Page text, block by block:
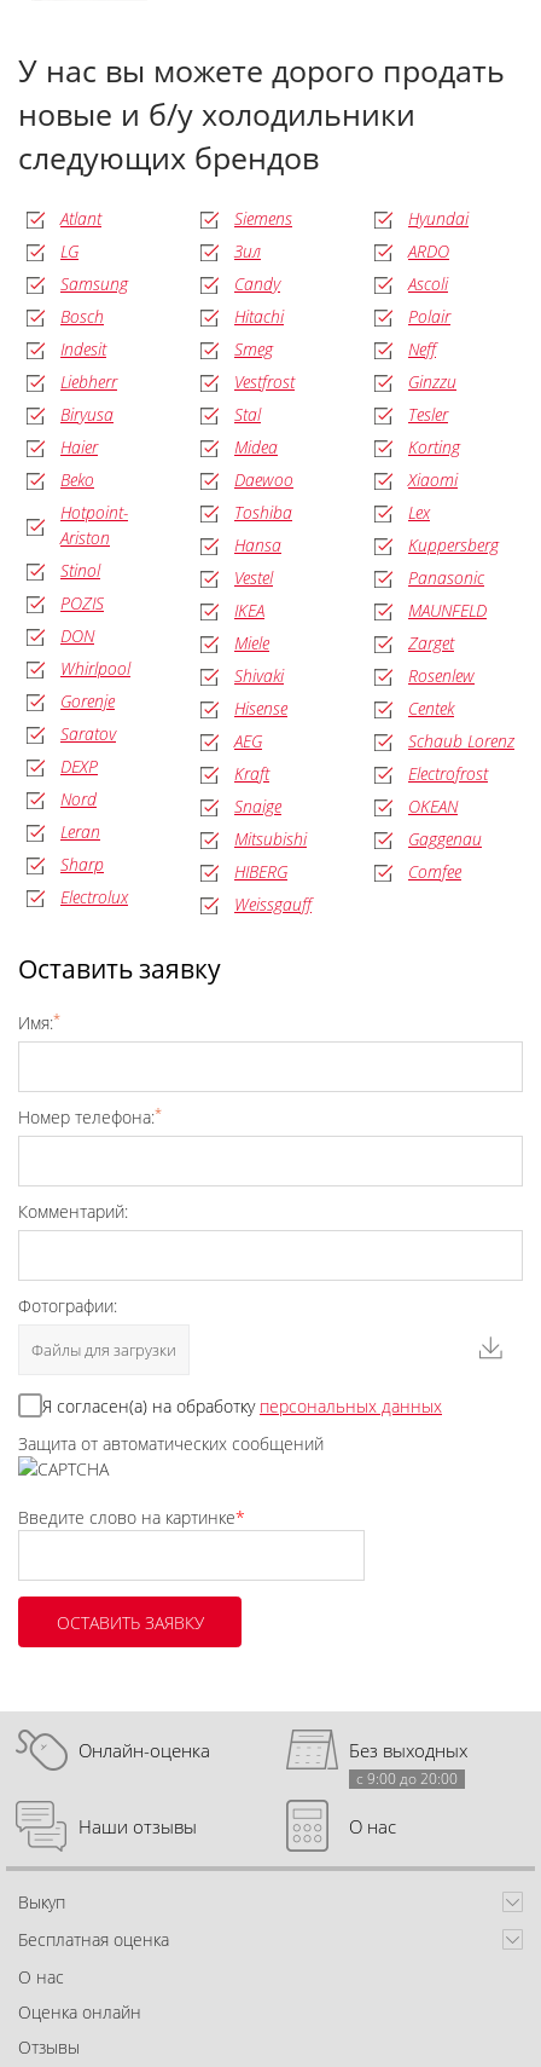
У нас вы можете дорого продать
новые и б/у холодильники
следующих брендов
Atlant
LG
Samsung
Bosch
Indesit
Liebherr
Biryusa
Haier
Beko
Hotpoint-
Ariston
Stinol
POZIS
DON
Whirlpool
Gorenje
Saratov
DEXP
Nord
Leran
Sharp
Electrolux
Siemens
Зил
Candy
Hitachi
Smeg
Vestfrost
Stal
Midea
Daewoo
Toshiba
Hansa
Vestel
IKEA
Miele
Shivaki
Hisense
AEG
Kraft
Snaige
Mitsubishi
HIBERG
Weissgauff
Hyundai
ARDO
Ascoli
Polair
Neff
Ginzzu
Tesler
Korting
Xiaomi
Lex
Kuppersberg
Panasonic
MAUNFELD
Zarget
Rosenlew
Centek
Schaub Lorenz
Electrofrost
OKEAN
Gaggenau
Comfee
Оставить заявку
Имя:*
Номер телефона:*
Комментарий:
Фотографии:
Файлы для загрузки
Я согласен(а) на обработку персональных данных
Защита от автоматических сообщений
Введите слово на картинке*
Онлайн-оценка Без выходных
с 9:00 до 20:00
Наши отзывы О нас
Выкуп
Бесплатная оценка
О нас
Оценка онлайн
Отзывы